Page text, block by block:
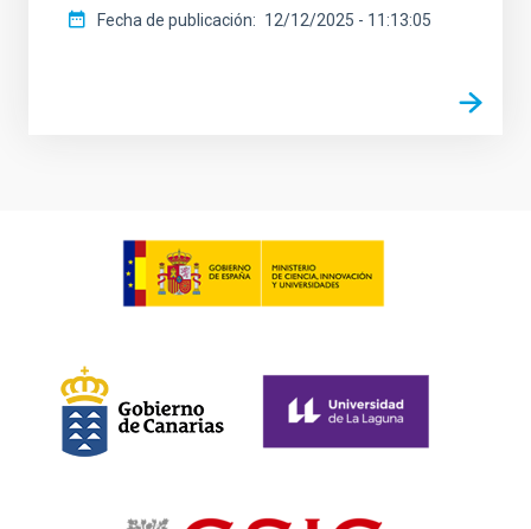
Fecha de publicación 12/12/2025 - 11:13:05